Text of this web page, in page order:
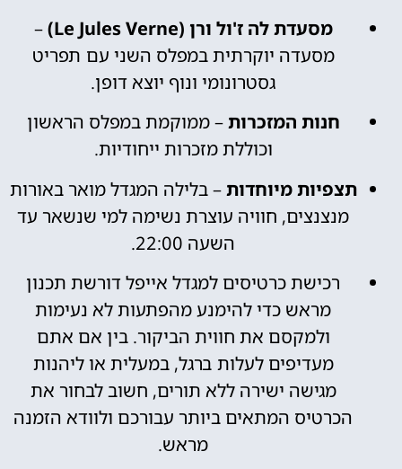
מסעדת לה ז'ול ורן (Le Jules Verne)
–
מסעדה יוקרתית במפלס השני עם תפריט
גסטרונומי ונוף יוצא דופן.
חנות המזכרות– ממוקמת במפלס הראשון
וכוללת מזכרות ייחודיות.
תצפיות מיוחדות– בלילה המגדל מואר באורות
מנצנצים, חוויה עוצרת נשימה למי שנשאר עד
השעה 22:00.
רכישת כרטיסים למגדל אייפל דורשת תכנון
מראש כדי להימנע מהפתעות לא נעימות
ולמקסם את חווית הביקור. בין אם אתם
מעדיפים לעלות ברגל, במעלית או ליהנות
מגישה ישירה ללא תורים, חשוב לבחור את
הכרטיס המתאים ביותר עבורכם ולוודא הזמנה
מראש.